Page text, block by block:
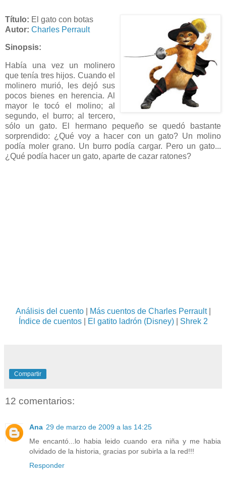
Título: El gato con botas
Autor: Charles Perrault
Sinopsis:
Había una vez un molinero
que tenía tres hijos. Cuando el
molinero murió, les dejó sus
pocos bienes en herencia. Al
mayor le tocó el molino; al
segundo, el burro; al tercero,
sólo un gato. El hermano pequeño se quedó bastante
sorprendido: ¿Qué voy a hacer con un gato? Un molino
podía moler grano. Un burro podía cargar. Pero un gato...
¿Qué podía hacer un gato, aparte de cazar ratones?
Análisis del cuento| Más cuentos de Charles Perrault|
Índice de cuentos| El gatito ladrón (Disney)| Shrek 2
Compartir
12 comentarios:
Ana 29 de marzo de 2009 a las 14:25
Me encantó...lo habia leido cuando era niña y me habia
olvidado de la historia, gracias por subirla a la red!!!
Responder